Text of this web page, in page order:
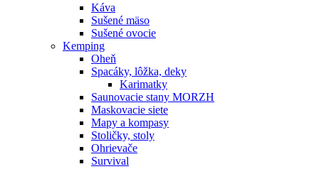
Káva
Sušené mäso
Sušené ovocie
Kemping
Oheň
Spacáky, lôžka, deky
Karimatky
Saunovacie stany MORZH
Maskovacie siete
Mapy a kompasy
Stoličky, stoly
Ohrievače
Survival